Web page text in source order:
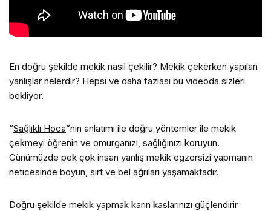
En doğru şekilde mekik nasıl çekilir? Mekik çekerken yapılan
yanlışlar nelerdir? Hepsi ve daha fazlası bu videoda sizleri
bekliyor.
“Sağlıklı Hoca”nın anlatımı ile doğru yöntemler ile mekik
çekmeyi öğrenin ve omurganızı, sağlığınızı koruyun.
Günümüzde pek çok insan yanlış mekik egzersizi yapmanın
neticesinde boyun, sırt ve bel ağrıları yaşamaktadır.
Doğru şekilde mekik yapmak karın kaslarınızı güçlendirir